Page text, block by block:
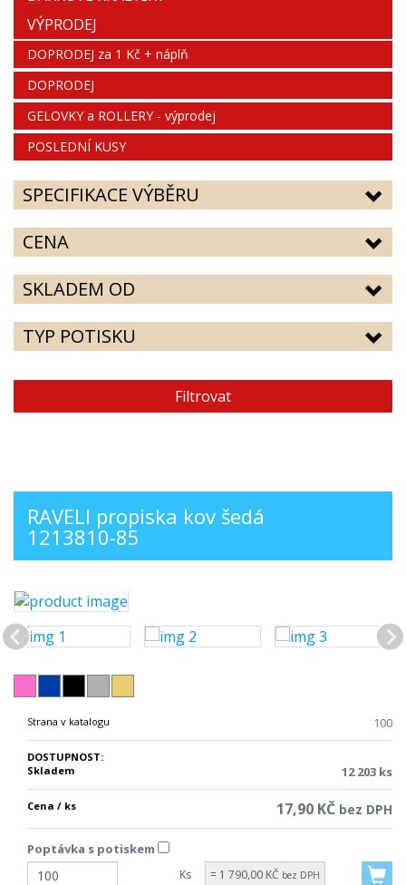
VÝPRODEJ
DOPRODEJ za 1 Kč + náplň
DOPRODEJ
GELOVKY a ROLLERY - výprodej
POSLEDNÍ KUSY
SPECIFIKACE VÝBĚRU
CENA
SKLADEM OD
TYP POTISKU
Filtrovat
RAVELI propiska kov šedá
1213810-85
Strana v katalogu 100
DOSTUPNOST:
Skladem
12 203 ks
Cena / ks 17,90 KČ bez DPH
Poptávka s potiskem
Ks = 1 790,00 KČ bez DPH